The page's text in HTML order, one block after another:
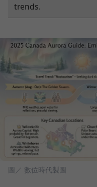
trends.
圖／ 數位時代製圖